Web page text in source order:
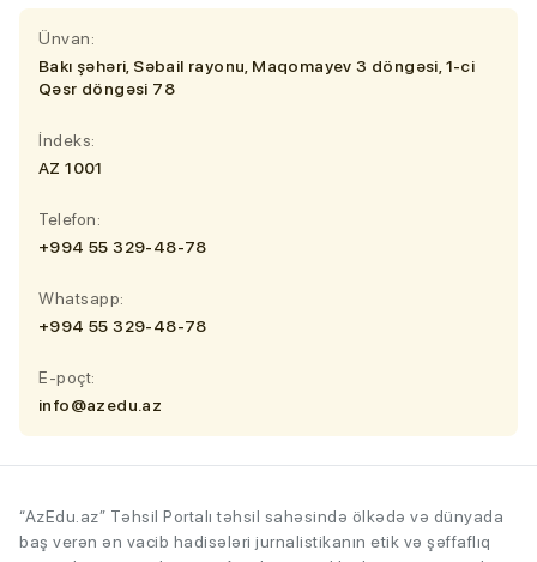
Ünvan:
Bakı şəhəri, Səbail rayonu, Maqomayev 3 döngəsi, 1-ci
Qəsr döngəsi 78
İndeks:
AZ 1001
Telefon:
+994 55 329-48-78
Whatsapp:
+994 55 329-48-78
E-poçt:
info@azedu.az
“AzEdu.az” Təhsil Portalı təhsil sahəsində ölkədə və dünyada
baş verən ən vacib hadisələri jurnalistikanın etik və şəffaflıq